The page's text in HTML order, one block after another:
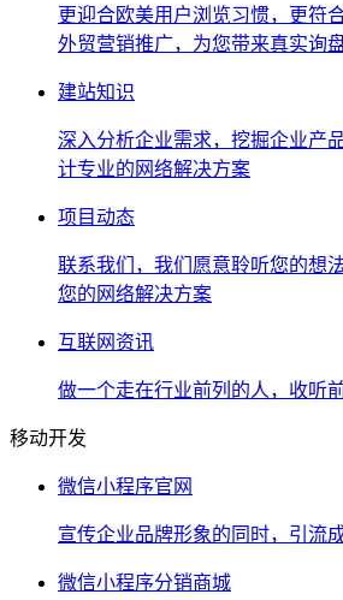
更迎合欧美用户浏览习惯，更符
外贸营销推广，为您带来真实询
建站知识
深入分析企业需求，挖掘企业产
计专业的网络解决方案
项目动态
联系我们，我们愿意聆听您的想
您的网络解决方案
互联网资讯
做一个走在行业前列的人，收听
移动开发
微信小程序官网
宣传企业品牌形象的同时，引流
微信小程序分销商城